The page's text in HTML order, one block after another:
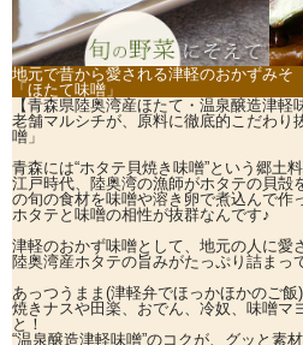
地元で昔から愛される津軽のおかずみそ
「ほたて味噌」
【青森県陸奥湾産ほたて・温泉醸造津軽
老舗マルシチが、原料に徹底的こだわり
噌」
青森には“ホタテ貝焼き味噌”という郷土
江戸時代、陸奥湾の漁師がホタテの貝殻
の旬の食材を味噌や溶き卵で煮込んで作
ホタテと味噌の相性が抜群なんです♪
津軽のおかず味噌として、地元の人に愛
陸奥湾産ホタテの旨みがたっぷり詰まっ
あっつうまま(津軽弁でほっかほかのご飯)
焼きナスや田楽、おでん、冷奴、味噌マ
と！
“温泉醸造津軽味噌”のコクが、グッと素